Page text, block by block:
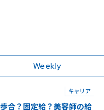
Weekly
キャリア
歩合？固定給？美容師の給